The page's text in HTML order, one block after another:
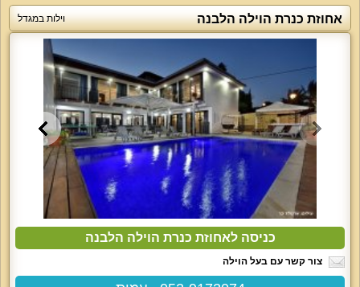
אחוזת כנרת הוילה הלבנה וילות במגדל
כניסה לאחוזת כנרת הוילה הלבנה
צור קשר עם בעל הוילה